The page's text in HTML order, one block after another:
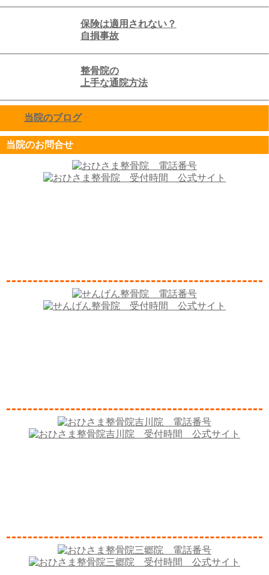
保険は適用されない？
自損事故
整骨院の
上手な通院方法
当院のブログclick to expand contents
当院のお問合せ